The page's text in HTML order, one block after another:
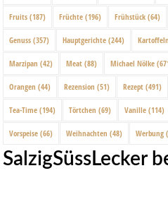
Fruits (187) Früchte (196) Frühstück (64)
Genuss (357) Hauptgerichte (244) Kartoffeln
Marzipan (42) Meat (88) Michael Nölke
Orangen (44) Rezension (51) Rezept (491)
Tea-Time (194) Törtchen (69) Vanille (114)
Vorspeise (66) Weihnachten (48) Werbung
SalzigSüssLecker